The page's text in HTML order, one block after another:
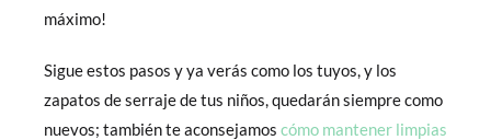
máximo!
Sigue estos pasos y ya verás como los tuyos, y los
zapatos de serraje de tus niños, quedarán siempre como
nuevos; también te aconsejamos cómo mantener limpias